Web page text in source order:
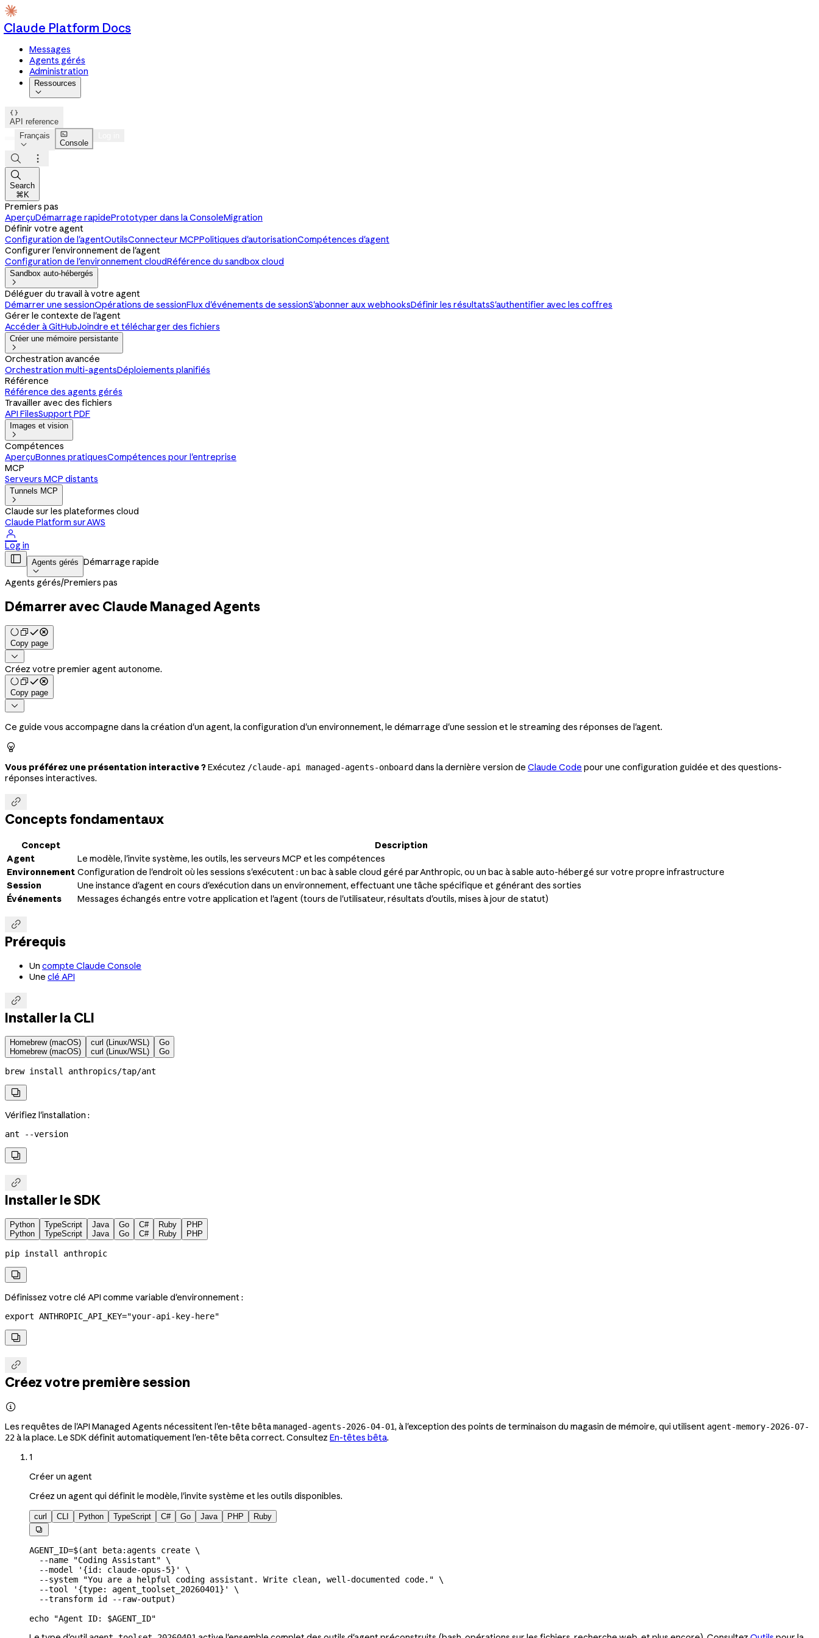
Claude Platform Docs
Messages
Agents gérés
Administration
Ressources


API reference
Français


Console



Search
⌘K
Premiers pas
AperçuDémarrage rapidePrototyper dans la ConsoleMigration
Définir votre agent
Configuration de l'agentOutilsConnecteur MCPPolitiques d'autorisationCompétences d'agent
Configurer l'environnement de l'agent
Configuration de l'environnement cloudRéférence du sandbox cloud
Sandbox auto-hébergés

Déléguer du travail à votre agent
Démarrer une sessionOpérations de sessionFlux d'événements de sessionS'abonner aux webhooksDéfinir les résultatsS'authentifier avec les coffres
Gérer le contexte de l'agent
Accéder à GitHubJoindre et télécharger des fichiers
Créer une mémoire persistante

Orchestration avancée
Orchestration multi-agentsDéploiements planifiés
Référence
Référence des agents gérés
Travailler avec des fichiers
API FilesSupport PDF
Images et vision

Compétences
AperçuBonnes pratiquesCompétences pour l'entreprise
MCP
Serveurs MCP distants
Tunnels MCP

Claude sur les plateformes cloud
Claude Platform sur AWS

Log in
 Agents gérés

Démarrage rapide
Agents gérés/Premiers pas
Démarrer avec Claude Managed Agents
Copy page

Créez votre premier agent autonome.
Copy page

Ce guide vous accompagne dans la création d'un agent, la configuration d'un environnement, le démarrage d'une session et le streaming des réponses de l'agent.

Vous préférez une présentation interactive ?Exécutez /claude-api managed-agents-onboard dans la dernière version de Claude Code pour une configuration guidée et des questions-
réponses interactives.

Concepts fondamentaux
Concept
Description
Agent
Le modèle, l'invite système, les outils, les serveurs MCP et les compétences
Environnement Configuration de l'endroit où les sessions s'exécutent : un bac à sable cloud géré par Anthropic, ou un bac à sable auto-hébergé sur votre propre infrastructure
Session
Une instance d'agent en cours d'exécution dans un environnement, effectuant une tâche spécifique et générant des sorties
Événements
Messages échangés entre votre application et l'agent (tours de l'utilisateur, résultats d'outils, mises à jour de statut)

Prérequis
Un compte Claude Console
Une clé API

Installer la CLI
Homebrew (macOS)
Homebrew (macOS)
curl (Linux/WSL)
curl (Linux/WSL)
Go
Go
brew install anthropics/tap/ant

Vérifiez l'installation :
ant --version


Installer le SDK
Python
Python
TypeScript
TypeScript
Java
Java
Go
Go
C#
C#
Ruby
Ruby
PHP
PHP
pip install anthropic

Définissez votre clé API comme variable d'environnement :
export ANTHROPIC_API_KEY="your-api-key-here"


Créez votre première session

Les requêtes de l'API Managed Agents nécessitent l'en-tête bêtamanaged-agents-2026-04-01, à l'exception des points de terminaison du magasin de mémoire, qui utilisent agent-memory-2026-07-
22à la place. Le SDK définit automatiquement l'en-tête bêta correct. Consultez En-têtes bêta.
1
Créer un agent
Créez un agent qui définit le modèle, l'invite système et les outils disponibles.
curl CLI Python TypeScript C# Go Java PHP Ruby

AGENT_ID=$(ant beta:agents create \
  --name
"Coding Assistant" \
  --model
'{id: claude-opus-5}'
\
  --system
"You are a helpful coding assistant. Write clean, well-documented code." \
  --tool
'{type: agent_toolset_20260401}'
\
  --transform
id --raw-output)
echo "Agent ID: $AGENT_ID"